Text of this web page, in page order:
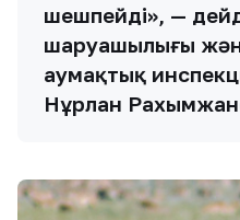
шешпейді», —
шаруашылығы
аумақтық
Нұрлан